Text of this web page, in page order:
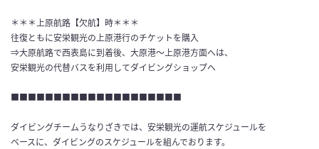
＊＊＊上原航路【欠航】時＊＊＊
往復ともに安栄観光の上原港行のチケットを購入
⇒大原航路で西表島に到着後、大原港～上原港方面へは、
安栄観光の代替バスを利用してダイビングショップへ
■■■■■■■■■■■■■■■■■■■■
ダイビングチームうなりざきでは、安栄観光の運航スケジュールを
ベースに、ダイビングのスケジュールを組んでおります。